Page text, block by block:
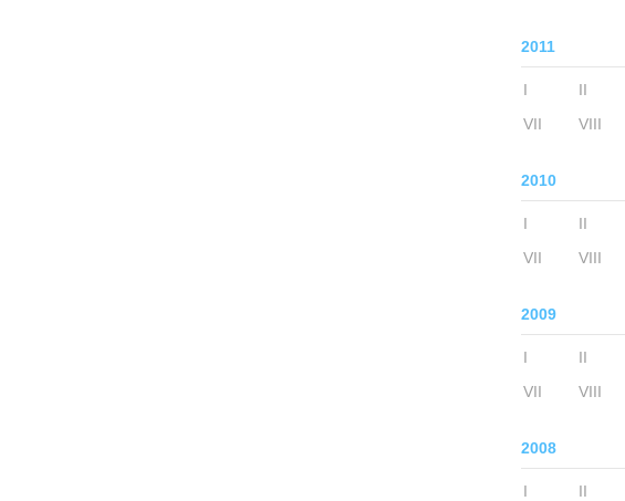
2011
I II
VII
VIII
2010
I II
VII
VIII
2009
I II
VII
VIII
2008
I II